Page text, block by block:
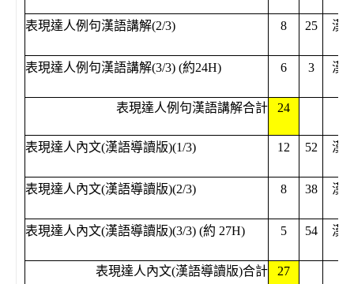
表現達人例句漢語講解(2/3) 8 25 漢
表現達人例句漢語講解(3/3) (約24H) 6 3 漢
表現達人例句漢語講解合計 24
表現達人內文(漢語導讀版)(1/3) 12 52 漢
表現達人內文(漢語導讀版)(2/3) 8 38 漢
表現達人內文(漢語導讀版)(3/3) (約 27H) 5 54 漢
表現達人內文(漢語導讀版)合計 27